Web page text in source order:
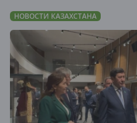
НОВОСТИ КАЗАХСТАНА